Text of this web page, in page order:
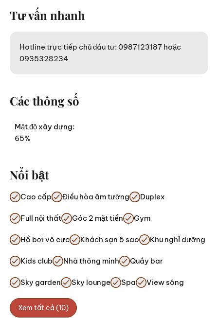
Tư vấn nhanh
Hotline trực tiếp chủ đầu tư: 0987123187 hoặc
0935328234
Các thông số
Mật độ xây dựng:
65%
Nổi bật
Cao cấp Điều hòa âm tường Duplex
Full nội thất Góc 2 mặt tiền Gym
Hồ bơi vô cực Khách sạn 5 sao Khu nghỉ dưỡng
Kids club Nhà thông minh Quầy bar
Sky garden Sky lounge Spa View sông
Xem tất cả (10)